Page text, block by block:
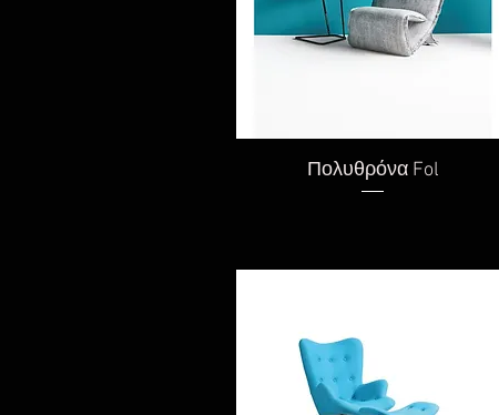
Γρήγορη προβολή
Πολυθρόνα Fol